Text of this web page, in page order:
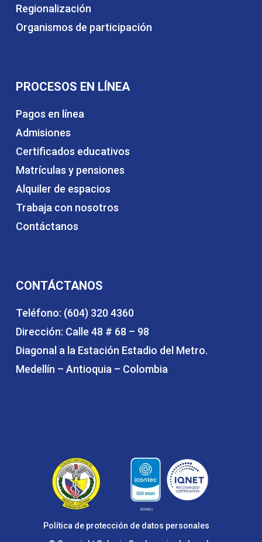
Regionalización
Organismos de participación
PROCESOS EN LÍNEA
Pagos en línea
Admisiones
Certificados educativos
Matrículas y pensiones
Alquiler de espacios
Trabaja con nosotros
Contáctanos
CONTÁCTANOS
Teléfono: (604) 320 4360
Dirección: Calle 48 # 68 – 98
Diagonal a la Estación Estadio del Metro.
Medellín – Antioquia – Colombia
Política de protección de datos personales